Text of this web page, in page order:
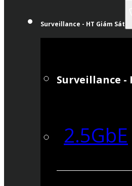
Surveillance - HT Giám Sát
Surveillance -
2.5GbE